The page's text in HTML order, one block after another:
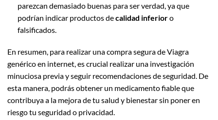
parezcan demasiado buenas para ser verdad, ya que
podrían indicar productos decalidad inferioro
falsificados.
En resumen, para realizar una compra segura de Viagra
genérico en internet, es crucial realizar una investigación
minuciosa previa y seguir recomendaciones de seguridad. De
esta manera, podrás obtener un medicamento fiable que
contribuya a la mejora de tu salud y bienestar sin poner en
riesgo tu seguridad o privacidad.